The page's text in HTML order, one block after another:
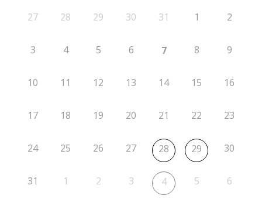
27
28 29 30 31 1 2
3 4 5 6 7 8 9
10 11 12 13 14 15 16
17 18 19 20 21 22 23
24 25 26 27 28 29 30
31 1 2 3 4 5 6